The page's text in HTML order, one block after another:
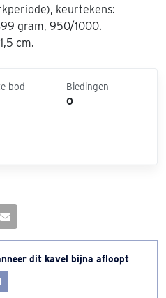
keurtekens:
gram, 950/1000.
cm.
bod Biedingen
0
dit kavel bijna afloopt